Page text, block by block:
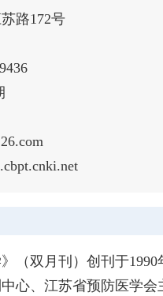
路172号
》（双月刊）创刊于
心、江苏省预防医学会